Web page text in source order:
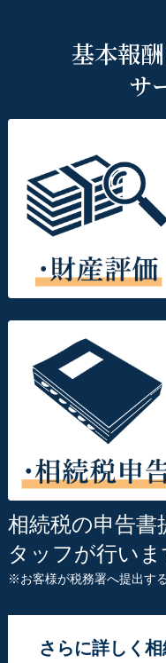
基本報
サ
相続税の申告書
タッフが行いま
※お客様が税務署へ提出す
さらに詳しく